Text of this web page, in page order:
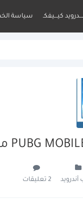
كيـــيفكـ سياسة
أندرويد 2 تعليقات